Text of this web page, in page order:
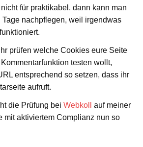
für praktikabel. dann kann man
nachpflegen, weil irgendwas
prüfen welche Cookies eure Seite
testen wollt,
entsprechend so setzen, dass ihr
aufruft.
die Prüfung bei Webkoll
auf meiner
mit aktiviertem Complianz nun so